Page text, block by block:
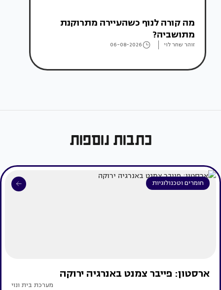
מה קורה לנוף כשהעיירה מתרוקנת
מתושביה?
זוהר שחר לוי 06-08-2026
כתבות נוספות
חומרים וטכנולוגיות
ארסטון: פייבר צמנט באנרגיה ירוקה
מערכת בית ונוי